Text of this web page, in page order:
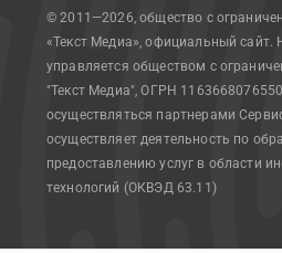
© 2011—2026, общество с
«Текст Медиа», официальный сайт.
управляется обществом с
"Текст Медиа", ОГРН
осуществляться партнерами
осуществляет деятельность по
предоставлению услуг в области
технологий (ОКВЭД 63.11)